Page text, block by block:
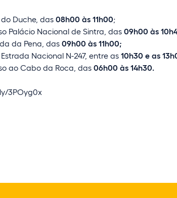
Duche, das 08h00 às 11h00;
Palácio Nacional de Sintra, das 09h00 às
da Pena, das 09h00 às 11h00;
Nacional N-247, entre as 10h30 e as
ao Cabo da Roca, das 06h00 às 14h30.
3POyg0x